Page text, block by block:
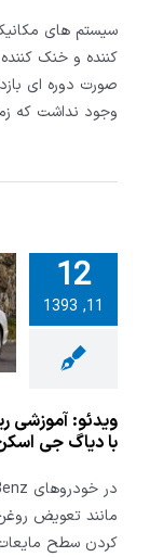
سیستم های
کننده و خنک
صورت دوره ای
وجود نداشت که
12
11, 1393
ریست
ای بنز
جی اسکن
با دیاگ جی
مانند تعویض